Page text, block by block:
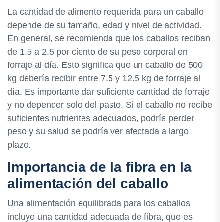
La cantidad de alimento requerida para un caballo
depende de su tamaño, edad y nivel de actividad.
En general, se recomienda que los caballos reciban
de 1.5 a 2.5 por ciento de su peso corporal en
forraje al día. Esto significa que un caballo de 500
kg debería recibir entre 7.5 y 12.5 kg de forraje al
día. Es importante dar suficiente cantidad de forraje
y no depender solo del pasto. Si el caballo no recibe
suficientes nutrientes adecuados, podría perder
peso y su salud se podría ver afectada a largo
plazo.
Importancia de la fibra en la
alimentación del caballo
Una alimentación equilibrada para los caballos
incluye una cantidad adecuada de fibra, que es